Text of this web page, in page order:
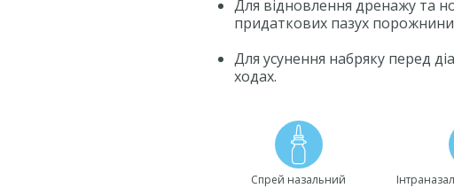
Для відновлення дренажу та
придаткових пазух порожнини
Для усунення набряку перед
ходах.
Спрей назальний